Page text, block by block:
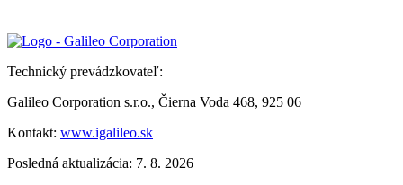
Technický prevádzkovateľ:
Galileo Corporation s.r.o., Čierna Voda 468, 925 06
Kontakt: www.igalileo.sk
Posledná aktualizácia: 7. 8. 2026